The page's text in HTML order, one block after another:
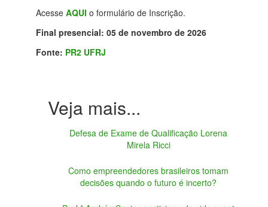
Acesse AQUI o formulário de Inscrição.
Final presencial: 05 de novembro de 2026
Fonte: PR2 UFRJ
Defesa de Exame de Qualificação Lorena
Mirela Ricci
Como empreendedores brasileiros tomam
decisões quando o futuro é incerto?